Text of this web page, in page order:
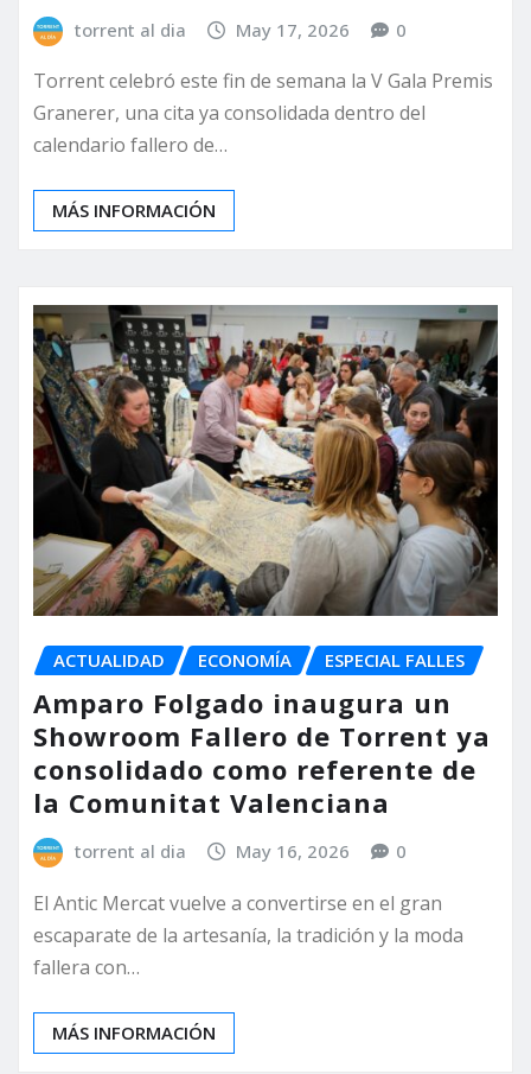
torrent al dia May 17, 2026 0
Torrent celebró este fin de semana la V Gala Premis
Granerer, una cita ya consolidada dentro del
calendario fallero de…
MÁS INFORMACIÓN
ACTUALIDAD ECONOMÍA ESPECIAL FALLES
Amparo Folgado inaugura un
Showroom Fallero de Torrent ya
consolidado como referente de
la Comunitat Valenciana
torrent al dia May 16, 2026 0
El Antic Mercat vuelve a convertirse en el gran
escaparate de la artesanía, la tradición y la moda
fallera con…
MÁS INFORMACIÓN